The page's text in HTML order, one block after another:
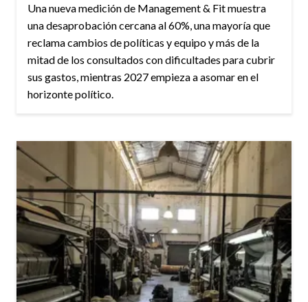
Una nueva medición de Management & Fit muestra
una desaprobación cercana al 60%, una mayoría que
reclama cambios de políticas y equipo y más de la
mitad de los consultados con dificultades para cubrir
sus gastos, mientras 2027 empieza a asomar en el
horizonte político.